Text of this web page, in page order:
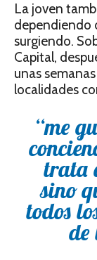
La joven
dependiendo
surgiendo.
Capital,
unas
localidades
“me
trata
sino
todos
de